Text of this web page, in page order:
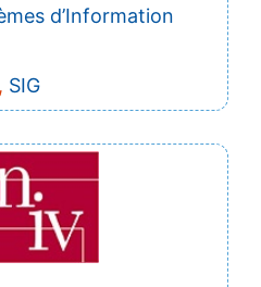
d’Information
, SIG